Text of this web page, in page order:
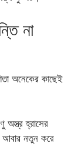
না
অনেকের কাছেই
অস্ত্র হ্রাসের
আবার নতুন করে